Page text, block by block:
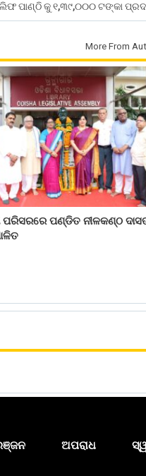
ପାଣ୍ଠି କୁ ୧,୩୯,୦୦୦ ଟଙ୍କା
More From
ପରିସରରେ ପଣ୍ଡିତ ନୀଳକଣ୍ଠ
ଅପରାଧ